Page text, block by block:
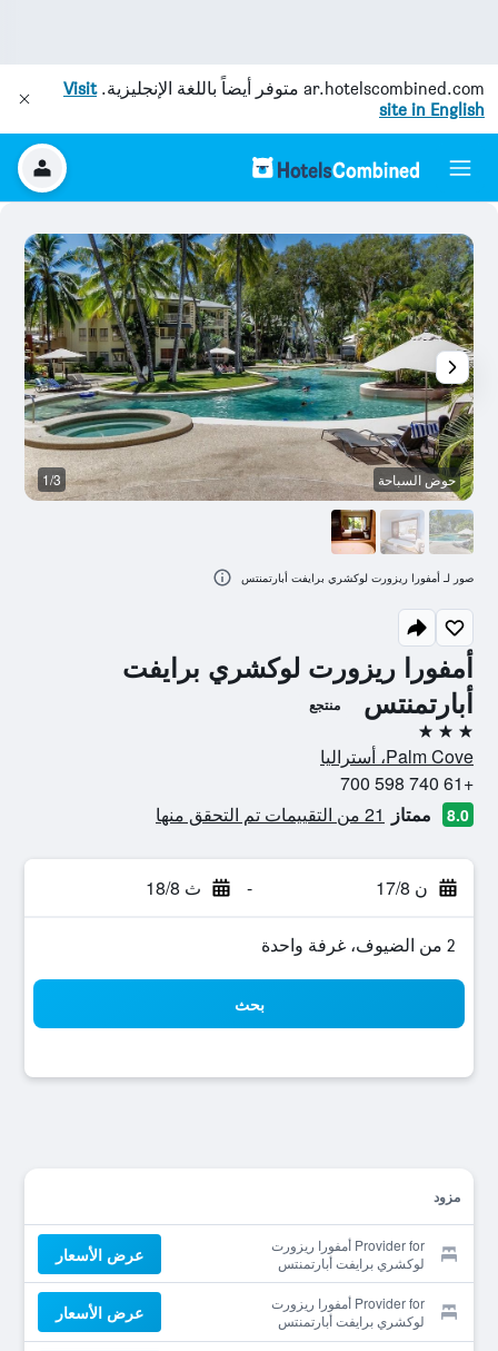
ar.hotelscombined.com متوفر أيضاً باللغة الإنجليزية.Visit
site in English
أمفورا ريزورت لوكشري برايفت
أبارتمنتس
منتجع
3 نجوم
Palm Cove، أستراليا
+61 740 598 700
8.0 ممتاز 21 من التقييمات تم التحقق منها
ن 17/8 - ث 18/8
2 من الضيوف، غرفة واحدة
بحث
مزود
Provider for أمفورا ريزورت
لوكشري برايفت أبارتمنتس
عرض الأسعار
Provider for أمفورا ريزورت
لوكشري برايفت أبارتمنتس
عرض الأسعار
حوض السباحة 1/3
صور لـ أمفورا ريزورت لوكشري برايفت أبارتمنتس